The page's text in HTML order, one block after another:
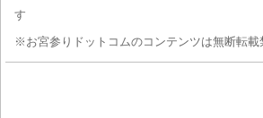
す
※お宮参りドットコムのコンテンツは無断転載